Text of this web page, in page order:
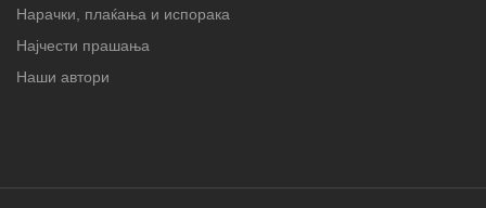
Нарачки, плаќања и испорака
Најчести прашања
Наши автори